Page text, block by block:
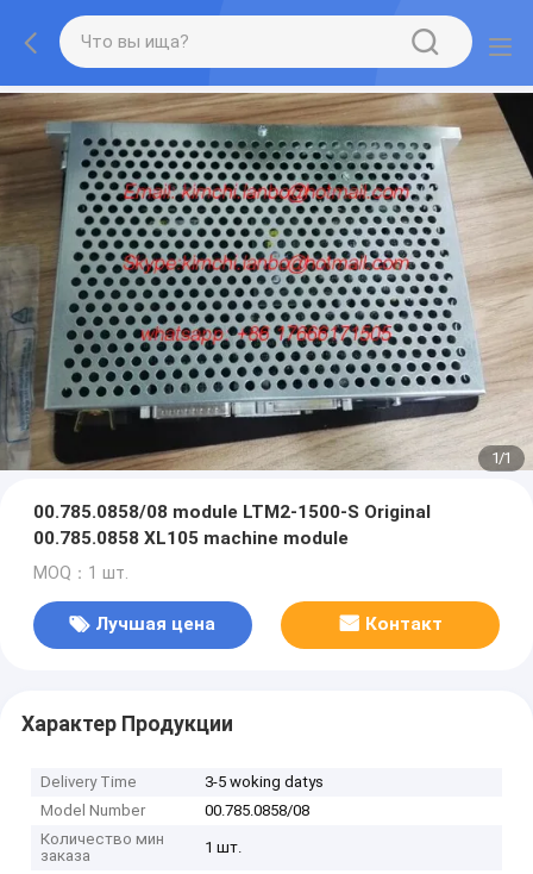
1/1
00.785.0858/08 module LTM2-1500-S Original
00.785.0858 XL105 machine module
MOQ：1 шт.
Лучшая цена Контакт
Характер Продукции
Delivery Time
3-5 woking datys
Model Number
00.785.0858/08
Количество мин
заказа
1 шт.